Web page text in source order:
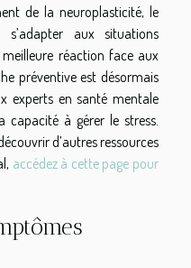
de la neuroplasticité, le
aux situations
réaction face aux
préventive est désormais
experts en santé mentale
à gérer le stress.
d’autres ressources
accédez à cette page pour